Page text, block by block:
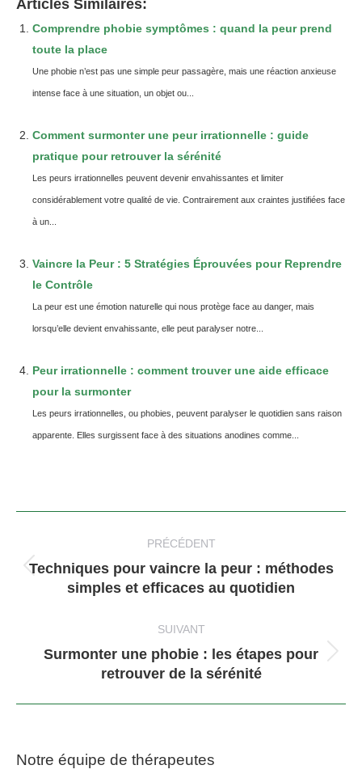
Articles Similaires:
Comprendre phobie symptômes : quand la peur prend
toute la place
Une phobie n’est pas une simple peur passagère, mais une réaction anxieuse
intense face à une situation, un objet ou...
Comment surmonter une peur irrationnelle : guide
pratique pour retrouver la sérénité
Les peurs irrationnelles peuvent devenir envahissantes et limiter
considérablement votre qualité de vie. Contrairement aux craintes justifiées face
à un...
Vaincre la Peur : 5 Stratégies Éprouvées pour Reprendre
le Contrôle
La peur est une émotion naturelle qui nous protège face au danger, mais
lorsqu’elle devient envahissante, elle peut paralyser notre...
Peur irrationnelle : comment trouver une aide efficace
pour la surmonter
Les peurs irrationnelles, ou phobies, peuvent paralyser le quotidien sans raison
apparente. Elles surgissent face à des situations anodines comme...
PRÉCÉDENT
Article
précédent
Techniques pour vaincre la peur : méthodes
simples et efficaces au quotidien
SUIVANT
Article
suivant
:
Surmonter une phobie : les étapes pour
retrouver de la sérénité
Notre équipe de thérapeutes